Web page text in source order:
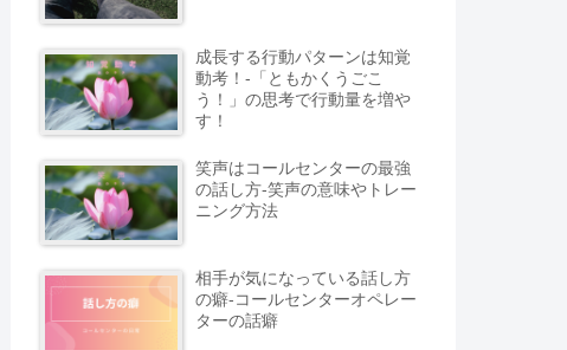
成長する行動パターンは知覚
動考！-「ともかくうごこ
う！」の思考で行動量を増や
す！
笑声はコールセンターの最強
の話し方-笑声の意味やトレー
ニング方法
相手が気になっている話し方
の癖-コールセンターオペレー
ターの話癖